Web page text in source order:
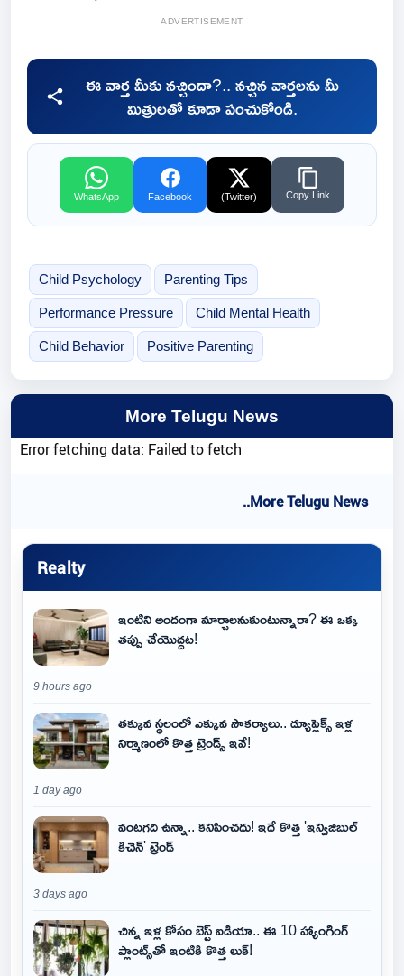
ADVERTISEMENT
ఈ వార్త మీకు నచ్చిందా?.. నచ్చిన వార్తలను మీ
మిత్రులతో కూడా పంచుకోండి.
WhatsApp Facebook (Twitter) Copy Link
Child Psychology Parenting Tips
Performance Pressure Child Mental Health
Child Behavior Positive Parenting
More Telugu News
Error fetching data: Failed to fetch
..More Telugu News
Realty
ఇంటిని అందంగా మార్చాలనుకుంటున్నారా? ఈ ఒక్క
తప్పు చేయొద్దట!
9 hours ago
తక్కువ స్థలంలో ఎక్కువ సౌకర్యాలు.. డ్యూప్లెక్స్ ఇళ్ల
నిర్మాణంలో కొత్త ట్రెండ్స్ ఇవే!
1 day ago
వంటగది ఉన్నా.. కనిపించదు! ఇదే కొత్త 'ఇన్విజిబుల్
కిచెన్' ట్రెండ్
3 days ago
చిన్న ఇళ్ల కోసం బెస్ట్ ఐడియా.. ఈ 10 హ్యాంగింగ్
ప్లాంట్స్‌తో ఇంటికి కొత్త లుక్!